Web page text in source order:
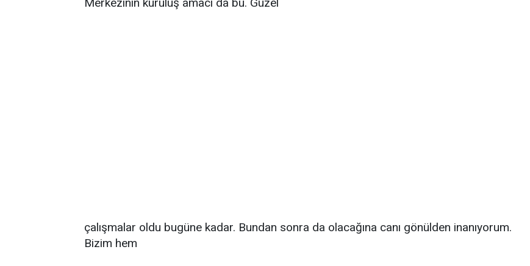
çalışmalar oldu bugüne kadar. Bundan sonra da olacağına canı gönülden inanıyorum.
Bizim hem